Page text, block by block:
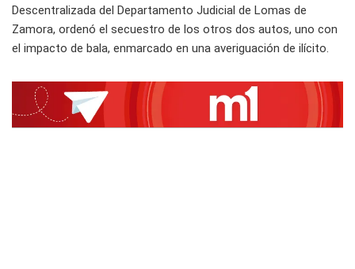
Descentralizada del Departamento Judicial de Lomas de
Zamora, ordenó el secuestro de los otros dos autos, uno con
el impacto de bala, enmarcado en una averiguación de ilícito.